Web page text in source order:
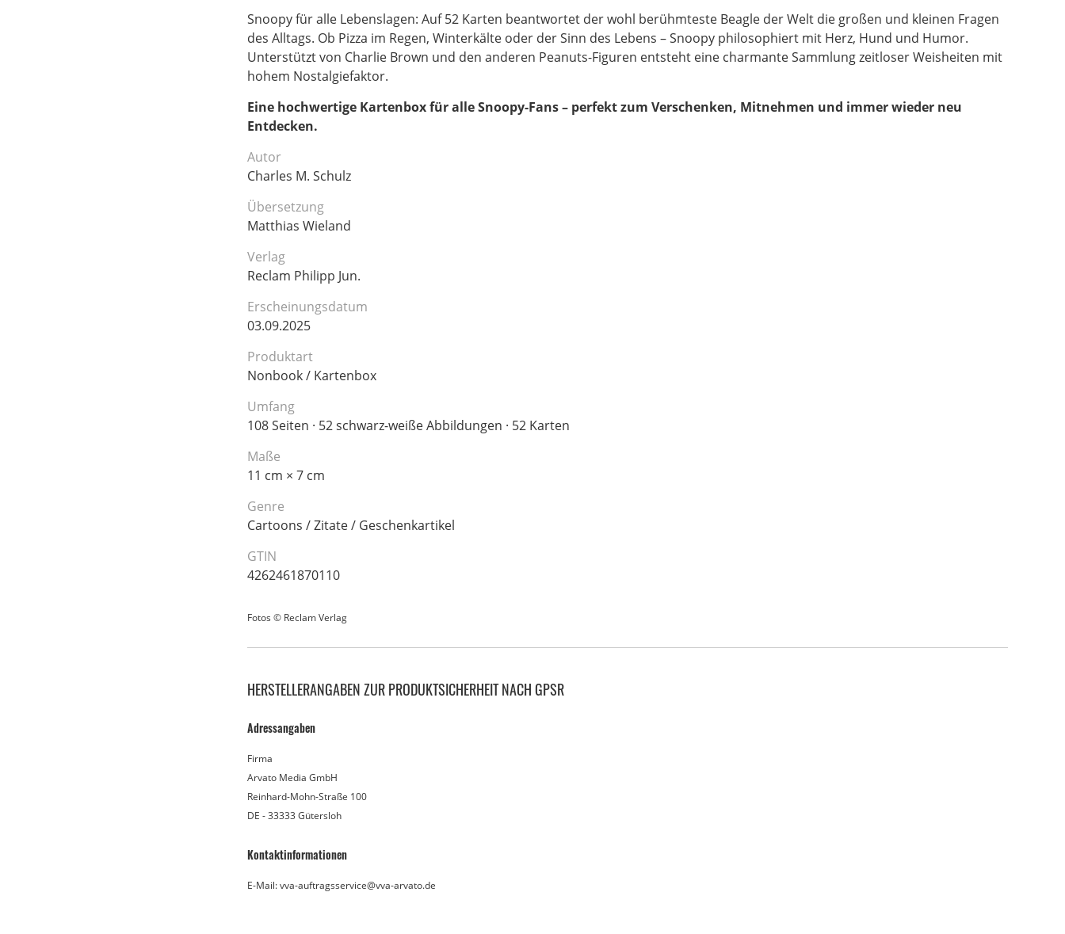
Snoopy für alle Lebenslagen: Auf 52 Karten beantwortet der wohl berühmteste Beagle der Welt die großen und kleinen Fragen
des Alltags. Ob Pizza im Regen, Winterkälte oder der Sinn des Lebens – Snoopy philosophiert mit Herz, Hund und Humor.
Unterstützt von Charlie Brown und den anderen Peanuts-Figuren entsteht eine charmante Sammlung zeitloser Weisheiten mit
hohem Nostalgiefaktor.
Eine hochwertige Kartenbox für alle Snoopy-Fans – perfekt zum Verschenken, Mitnehmen und immer wieder neu
Entdecken.
Autor
Charles M. Schulz
Übersetzung
Matthias Wieland
Verlag
Reclam Philipp Jun.
Erscheinungsdatum
03.09.2025
Produktart
Nonbook / Kartenbox
Umfang
108 Seiten · 52 schwarz-weiße Abbildungen · 52 Karten
Maße
11 cm × 7 cm
Genre
Cartoons / Zitate / Geschenkartikel
GTIN
4262461870110
Fotos © Reclam Verlag
HERSTELLERANGABEN ZUR PRODUKTSICHERHEIT NACH GPSR
Adressangaben
Firma
Arvato Media GmbH
Reinhard-Mohn-Straße 100
DE - 33333 Gütersloh
Kontaktinformationen
E-Mail: vva-auftragsservice@vva-arvato.de